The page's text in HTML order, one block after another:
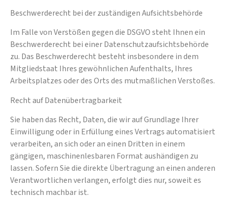
Beschwerderecht bei der zuständigen Aufsichtsbehörde
Im Falle von Verstößen gegen die DSGVO steht Ihnen ein
Beschwerderecht bei einer Datenschutzaufsichtsbehörde
zu. Das Beschwerderecht besteht insbesondere in dem
Mitgliedstaat Ihres gewöhnlichen Aufenthalts, Ihres
Arbeitsplatzes oder des Orts des mutmaßlichen Verstoßes.
Recht auf Datenübertragbarkeit
Sie haben das Recht, Daten, die wir auf Grundlage Ihrer
Einwilligung oder in Erfüllung eines Vertrags automatisiert
verarbeiten, an sich oder an einen Dritten in einem
gängigen, maschinenlesbaren Format aushändigen zu
lassen. Sofern Sie die direkte Übertragung an einen anderen
Verantwortlichen verlangen, erfolgt dies nur, soweit es
technisch machbar ist.